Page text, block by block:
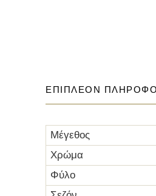
ΕΠΙΠΛΈΟΝ
Μέγεθος
Χρώμα
Φύλο